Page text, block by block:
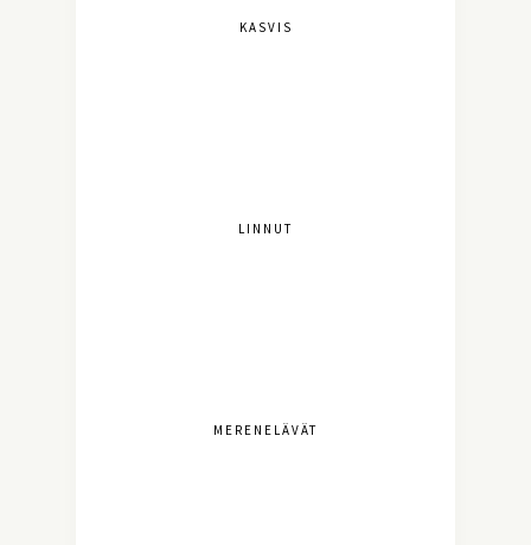
KASVIS
LINNUT
MERENELÄVÄT